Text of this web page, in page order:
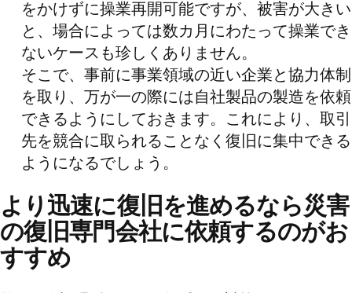
をかけずに操業再開可能ですが、被害が大きい
と、場合によっては数カ月にわたって操業でき
ないケースも珍しくありません。
そこで、事前に事業領域の近い企業と協力体制
を取り、万が一の際には自社製品の製造を依頼
できるようにしておきます。これにより、取引
先を競合に取られることなく復旧に集中できる
ようになるでしょう。
より迅速に復旧を進めるなら災害
の復旧専門会社に依頼するのがお
すすめ